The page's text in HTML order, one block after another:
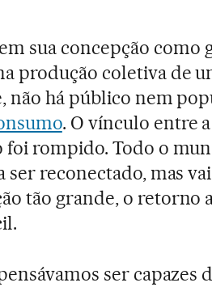
sua concepção como
produção coletiva de
não há público nem
. O vínculo entre
rompido. Todo o
ser reconectado, mas
tão grande, o retorno
ser capazes